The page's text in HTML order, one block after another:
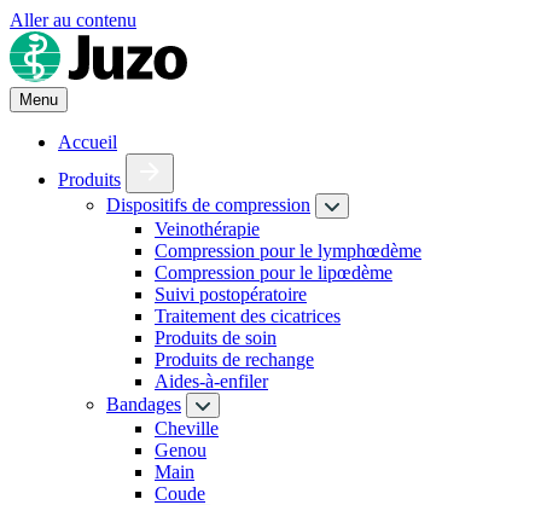
Aller au contenu
Menu
Accueil
Produits
Dispositifs de compression
Veinothérapie
Compression pour le lymphœdème
Compression pour le lipœdème
Suivi postopératoire
Traitement des cicatrices
Produits de soin
Produits de rechange
Aides-à-enfiler
Bandages
Cheville
Genou
Main
Coude